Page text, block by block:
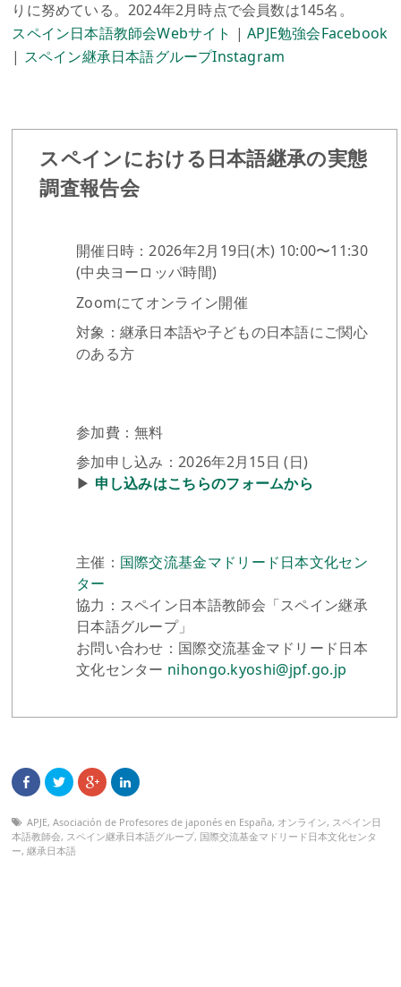
りに努めている。2024年2月時点で会員数は145名。
スペイン日本語教師会Webサイト |APJE勉強会Facebook
| スペイン継承日本語グループInstagram
スペインにおける日本語継承の実態
調査報告会
開催日時：2026年2月19日(木) 10:00〜11:30
(中央ヨーロッパ時間)
Zoomにてオンライン開催
対象：継承日本語や子どもの日本語にご関心
のある方
参加費：無料
参加申し込み：2026年2月15日 (日)
▶︎ 申し込みはこちらのフォームから
主催： 国際交流基金マドリード日本文化セン
ター
協力：スペイン日本語教師会「スペイン継承
日本語グループ」
お問い合わせ：国際交流基金マドリード日本
文化センター nihongo.kyoshi@jpf.go.jp
APJE,Asociación de Profesores de japonés en España, オンライン, スペイン日
本語教師会, スペイン継承日本語グループ, 国際交流基金マドリード日本文化センタ
ー,継承日本語